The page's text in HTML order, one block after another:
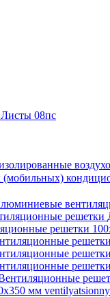
Листы 08пс
решетки
решетки
мм